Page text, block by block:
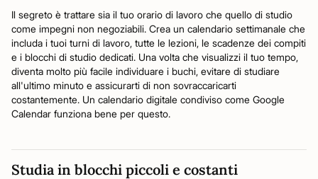
Il segreto è trattare sia il tuo orario di lavoro che quello di studio
come impegni non negoziabili. Crea un calendario settimanale che
includa i tuoi turni di lavoro, tutte le lezioni, le scadenze dei compiti
e i blocchi di studio dedicati. Una volta che visualizzi il tuo tempo,
diventa molto più facile individuare i buchi, evitare di studiare
all'ultimo minuto e assicurarti di non sovraccaricarti
costantemente. Un calendario digitale condiviso come Google
Calendar funziona bene per questo.
Studia in blocchi piccoli e costanti